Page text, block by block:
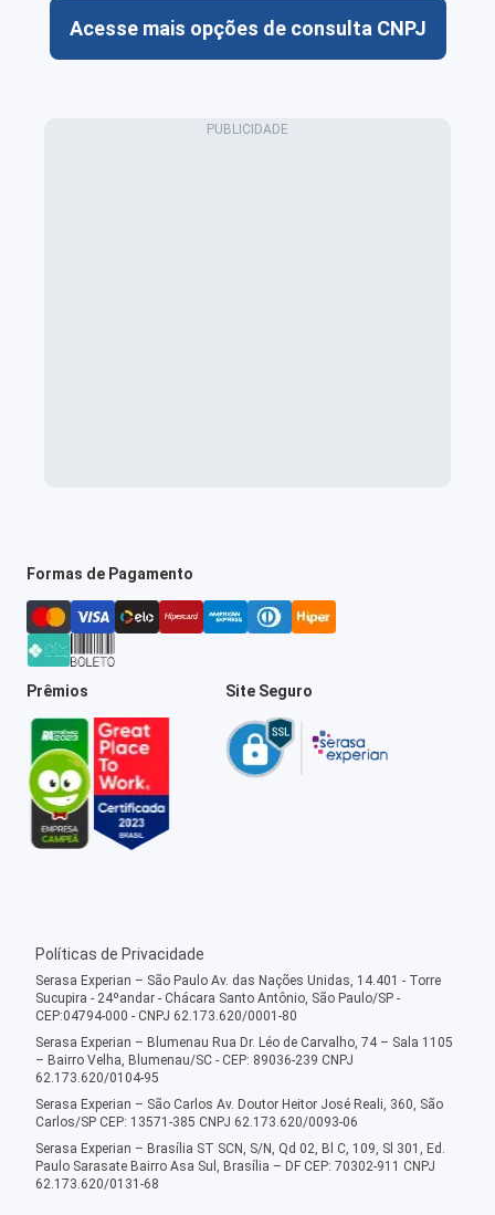
Acesse mais opções de consulta CNPJ
Formas de Pagamento
Prêmios Site Seguro
Políticas de Privacidade
Serasa Experian – São Paulo Av. das Nações Unidas, 14.401 - Torre
Sucupira - 24ºandar - Chácara Santo Antônio, São Paulo/SP -
CEP:04794-000 - CNPJ 62.173.620/0001-80
Serasa Experian – Blumenau Rua Dr. Léo de Carvalho, 74 – Sala 1105
– Bairro Velha, Blumenau/SC - CEP: 89036-239 CNPJ
62.173.620/0104-95
Serasa Experian – São Carlos Av. Doutor Heitor José Reali, 360, São
Carlos/SP CEP: 13571-385 CNPJ 62.173.620/0093-06
Serasa Experian – Brasília ST SCN, S/N, Qd 02, Bl C, 109, Sl 301, Ed.
Paulo Sarasate Bairro Asa Sul, Brasília – DF CEP: 70302-911 CNPJ
62.173.620/0131-68